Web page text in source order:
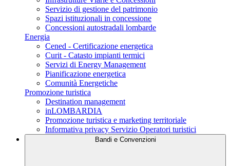
Servizio di gestione del patrimonio
Spazi istituzionali in concessione
Concessioni autostradali lombarde
Energia
Cened - Certificazione energetica
Curit - Catasto impianti termici
Servizi di Energy Management
Pianificazione energetica
Comunità Energetiche
Promozione turistica
Destination management
inLOMBARDIA
Promozione turistica e marketing territoriale
Informativa privacy Servizio Operatori turistici
Bandi e Convenzioni